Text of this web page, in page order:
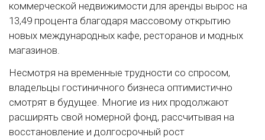
коммерческой недвижимости для аренды вырос на
13,49 процента благодаря массовому открытию
новых международных кафе, ресторанов и модных
магазинов.
Несмотря на временные трудности со спросом,
владельцы гостиничного бизнеса оптимистично
смотрят в будущее. Многие из них продолжают
расширять свой номерной фонд, рассчитывая на
восстановление и долгосрочный рост